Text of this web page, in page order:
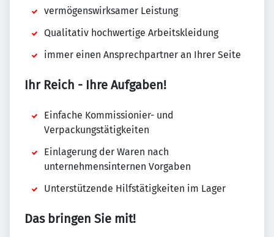
vermögenswirksamer Leistung
Qualitativ hochwertige Arbeitskleidung
immer einen Ansprechpartner an Ihrer Seite
Ihr Reich - Ihre Aufgaben!
Einfache Kommissionier- und
Verpackungstätigkeiten
Einlagerung der Waren nach
unternehmensinternen Vorgaben
Unterstützende Hilfstätigkeiten im Lager
Das bringen Sie mit!